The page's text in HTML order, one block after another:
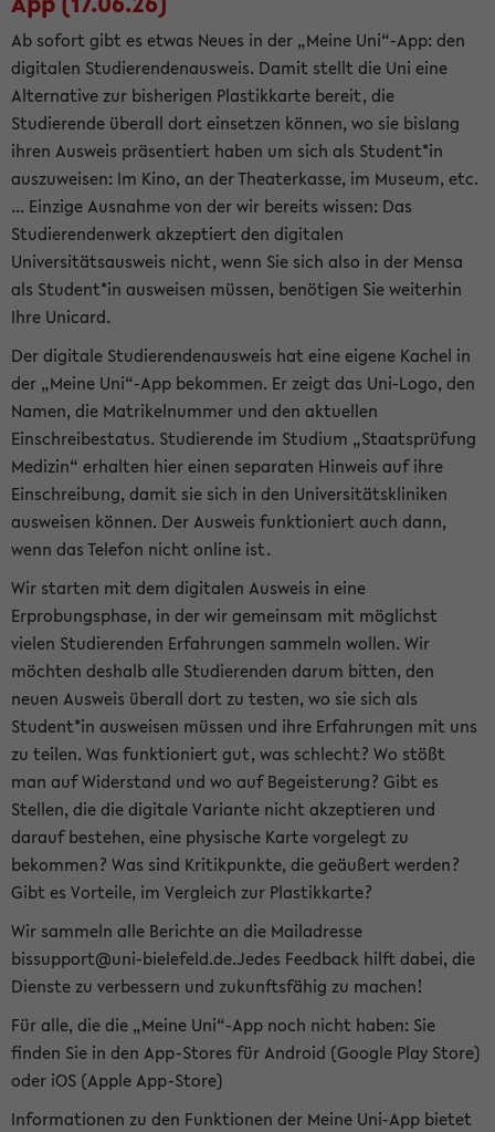
Ab sofort gibt es etwas Neues in der „Meine Uni“-App: den
digitalen Studierendenausweis. Damit stellt die Uni eine
Alternative zur bisherigen Plastikkarte bereit, die
Studierende überall dort einsetzen können, wo sie bislang
ihren Ausweis präsentiert haben um sich als Student*in
auszuweisen: Im Kino, an der Theaterkasse, im Museum, etc.
... Einzige Ausnahme von der wir bereits wissen: Das
Studierendenwerk akzeptiert den digitalen
Universitätsausweis nicht, wenn Sie sich also in der Mensa
als Student*in ausweisen müssen, benötigen Sie weiterhin
Ihre Unicard.
Der digitale Studierendenausweis hat eine eigene Kachel in
der „Meine Uni“-App bekommen. Er zeigt das Uni-Logo, den
Namen, die Matrikelnummer und den aktuellen
Einschreibestatus. Studierende im Studium „Staatsprüfung
Medizin“ erhalten hier einen separaten Hinweis auf ihre
Einschreibung, damit sie sich in den Universitätskliniken
ausweisen können. Der Ausweis funktioniert auch dann,
wenn das Telefon nicht online ist.
Wir starten mit dem digitalen Ausweis in eine
Erprobungsphase, in der wir gemeinsam mit möglichst
vielen Studierenden Erfahrungen sammeln wollen. Wir
möchten deshalb alle Studierenden darum bitten, den
neuen Ausweis überall dort zu testen, wo sie sich als
Student*in ausweisen müssen und ihre Erfahrungen mit uns
zu teilen. Was funktioniert gut, was schlecht? Wo stößt
man auf Widerstand und wo auf Begeisterung? Gibt es
Stellen, die die digitale Variante nicht akzeptieren und
darauf bestehen, eine physische Karte vorgelegt zu
bekommen? Was sind Kritikpunkte, die geäußert werden?
Gibt es Vorteile, im Vergleich zur Plastikkarte?
Wir sammeln alle Berichte an die Mailadresse
bissupport@uni-bielefeld.de.Jedes Feedback hilft dabei, die
Dienste zu verbessern und zukunftsfähig zu machen!
Für alle, die die „Meine Uni“-App noch nicht haben: Sie
finden Sie in den App-Stores für Android (Google Play Store)
oder iOS (Apple App-Store)
Informationen zu den Funktionen der Meine Uni-App bietet